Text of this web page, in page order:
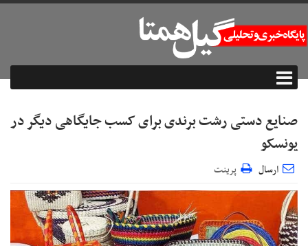
صنایع دستی رشت برندی برای کسب جایگاهی دیگر در
یونسکو
ارسال پرینت